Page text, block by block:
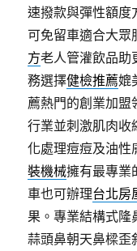
速撥款與彈性額度
可免留車適合大眾
方老人管灌飲品助
務選擇健檢推薦媲
薦熱門的創業加盟
行業並刺激肌肉收
化處理痘痘及油性
裝機械擁有最專業
車也可辦理台北房
果。專業結構式隆
蒜頭鼻朝天鼻樑歪